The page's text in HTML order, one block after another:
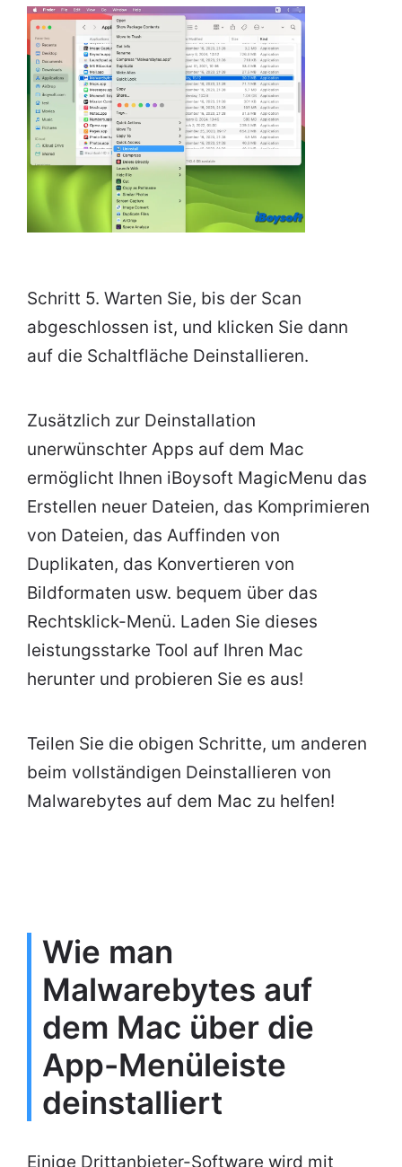
Schritt 5. Warten Sie, bis der Scan
abgeschlossen ist, und klicken Sie dann
auf die Schaltfläche Deinstallieren.
Zusätzlich zur Deinstallation
unerwünschter Apps auf dem Mac
ermöglicht Ihnen iBoysoft MagicMenu das
Erstellen neuer Dateien, das Komprimieren
von Dateien, das Auffinden von
Duplikaten, das Konvertieren von
Bildformaten usw. bequem über das
Rechtsklick-Menü. Laden Sie dieses
leistungsstarke Tool auf Ihren Mac
herunter und probieren Sie es aus!
Teilen Sie die obigen Schritte, um anderen
beim vollständigen Deinstallieren von
Malwarebytes auf dem Mac zu helfen!
Wie man
Malwarebytes auf
dem Mac über die
App-Menüleiste
deinstalliert
Einige Drittanbieter-Software wird mit